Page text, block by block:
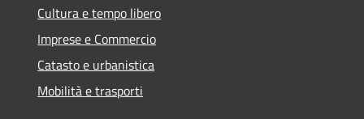
Cultura e tempo libero
Imprese e Commercio
Catasto e urbanistica
Mobilità e trasporti